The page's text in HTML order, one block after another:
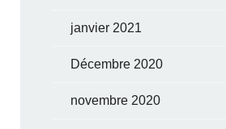
janvier 2021
Décembre 2020
novembre 2020